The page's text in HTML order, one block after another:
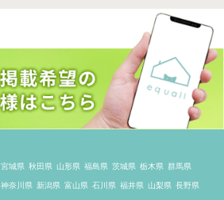
宮城県 秋田県 山形県 福島県 茨城県 栃木県 群馬県
神奈川県 新潟県 富山県 石川県 福井県 山梨県 長野県